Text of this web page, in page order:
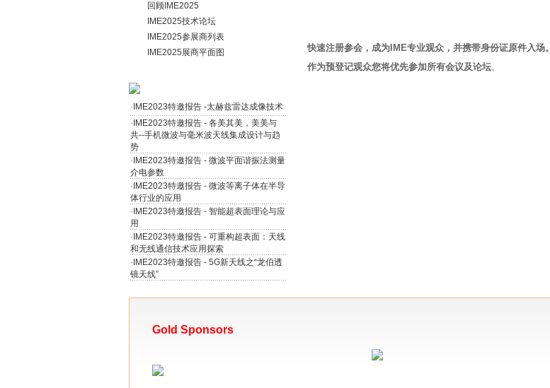
回顾IME2025
IME2025技术论坛
IME2025参展商列表
IME2025展商平面图
· IME2023特邀报告 -太赫兹雷达成像技术
· IME2023特邀报告 - 各美其美，美美与
共--手机微波与毫米波天线集成设计与趋
势
· IME2023特邀报告 - 微波平面谐振法测量
介电参数
· IME2023特邀报告 - 微波等离子体在半导
体行业的应用
· IME2023特邀报告 - 智能超表面理论与应
用
· IME2023特邀报告 - 可重构超表面：天线
和无线通信技术应用探索
· IME2023特邀报告 - 5G新天线之“龙伯透
镜天线”
快速注册参会，成为IME专业观众，并携带身份证原件入场。
作为预登记观众您将优先参加所有会议及论坛。
Gold Sponsors